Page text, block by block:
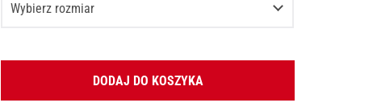
Wybierz rozmiar
M
DODAJ DO KOSZYKA
Podaj swój adres e-mail: